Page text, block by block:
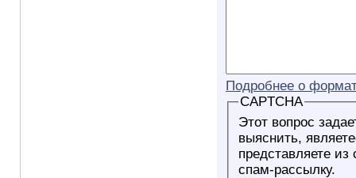
Подробнее о
CAPTCHA
Этот вопрос
выяснить, являетесь ли Вы
представляете
спам-рассылку.